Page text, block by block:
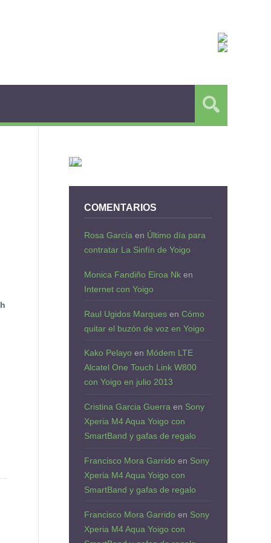
COMENTARIOS
Rosa García en Último día para
contratar La Sinfín de Yoigo
Monica Fandiño Eiroa Nk en
Internet con Yoigo
Raul Ugidos Marques en Cómo
quitar el buzón de voz en Yoigo
Kako Pelayo en Módem LTE
Alcatel One Touch Link W800
con Yoigo en julio 2013
Cristina Garcia Guerra en Sony
Xperia M4 Aqua Yoigo con
SmartBand y gafas de regalo
Francisco Mora Garrido en Sony
Xperia M4 Aqua Yoigo con
SmartBand y gafas de regalo
Francisco Mora Garrido en Sony
Xperia M4 Aqua Yoigo con